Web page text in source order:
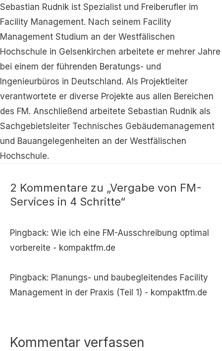
Sebastian Rudnik ist Spezialist und Freiberufler im
Facility Management. Nach seinem Facility
Management Studium an der Westfälischen
Hochschule in Gelsenkirchen arbeitete er mehrer Jahre
bei einem der führenden Beratungs- und
Ingenieurbüros in Deutschland. Als Projektleiter
verantwortete er diverse Projekte aus allen Bereichen
des FM. Anschließend arbeitete Sebastian Rudnik als
Sachgebietsleiter Technisches Gebäudemanagement
und Bauangelegenheiten an der Westfälischen
Hochschule.
2 Kommentare zu „Vergabe von FM-
Services in 4 Schritte“
Pingback: Wie ich eine FM-Ausschreibung optimal
vorbereite - kompaktfm.de
Pingback: Planungs- und baubegleitendes Facility
Management in der Praxis (Teil 1) - kompaktfm.de
Kommentar verfassen